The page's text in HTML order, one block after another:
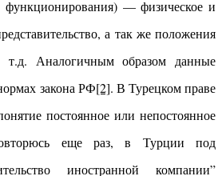
функционирования) — физическое и
а так же положения
т.д. Аналогичным образом данные
закона РФ[2]. В Турецком праве
постоянное или непостоянное
еще раз, в Турции под
иностранной компании”